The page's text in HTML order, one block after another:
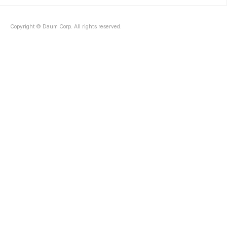
Copyright © Daum Corp. All rights reserved.